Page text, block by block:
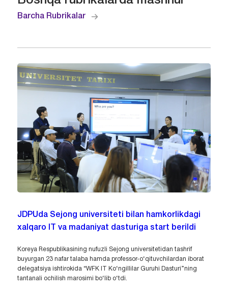
Barcha Rubrikalar
JDPUda Sejong universiteti bilan hamkorlikdagi
xalqaro IT va madaniyat dasturiga start berildi
Koreya Respublikasining nufuzli Sejong universitetidan tashrif
buyurgan 23 nafar talaba hamda professor-o‘qituvchilardan iborat
delegatsiya ishtirokida “WFK IT Ko‘ngillilar Guruhi Dasturi”ning
tantanali ochilish marosimi bo‘lib o‘tdi.